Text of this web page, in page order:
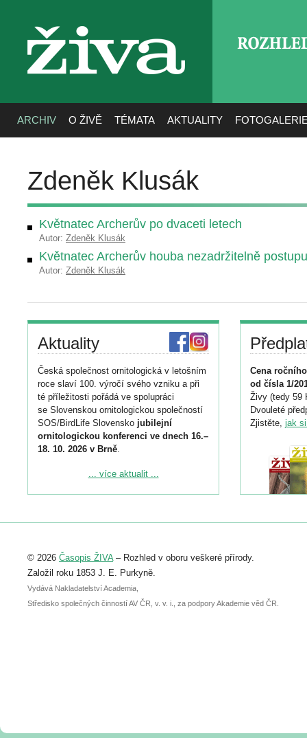
živa
ARCHIV O ŽIVĚ TÉMATA AKTUALITY
Zdeněk Klusák
Květnatec Archerův po dvaceti letech
Autor: Zdeněk Klusák
Květnatec Archerův houba nezadržitelně
Autor: Zdeněk Klusák
Aktuality
Česká společnost ornitologická v letošním
roce slaví 100. výročí svého vzniku a při
té příležitosti pořádá ve spolupráci
se Slovenskou ornitologickou společností
SOS/BirdLife Slovensko jubilejní
ornitologickou konferenci ve dnech 16.–
18. 10. 2026 v Brně.
Podrobnější informace ke konferenci
Registrovat se můžete do 6. září.
abstraktu přihlášené přednášky nebo
posteru je už 30. června.
... více aktualit ...
Cena
od čísla 1/
Živy (tedy 59
Dvouleté
Zjistěte, jak
© 2026 Časopis ŽIVA– Rozhled v oboru veškeré přírody.
Založil roku 1853 J. E. Purkyně.
Vydává Nakladatelství Academia,
Středisko společných činností AV ČR, v. v. i., za podpory Akademie věd ČR.